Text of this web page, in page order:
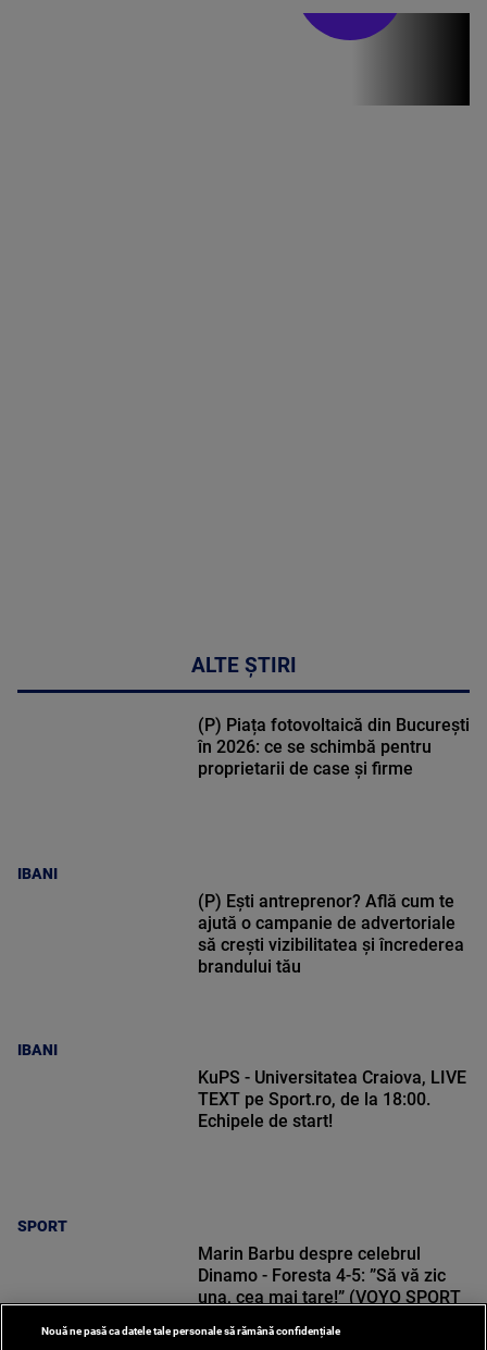
ALTE ȘTIRI
IBANI
(P) Piața fotovoltaică din București
în 2026: ce se schimbă pentru
proprietarii de case și firme
IBANI
(P) Ești antreprenor? Află cum te
ajută o campanie de advertoriale
să crești vizibilitatea și încrederea
brandului tău
SPORT
KuPS - Universitatea Craiova, LIVE
TEXT pe Sport.ro, de la 18:00.
Echipele de start!
Marin Barbu despre celebrul
Dinamo - Foresta 4-5: ”Să vă zic
una, cea mai tare!” (VOYO SPORT
Nouă ne pasă ca datele tale personale să rămână confidențiale